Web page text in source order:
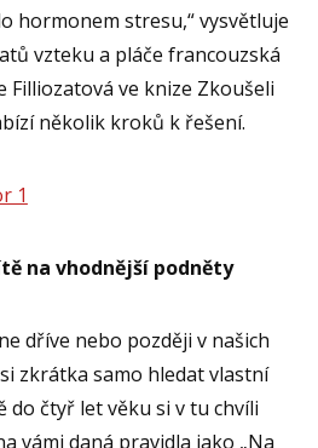
hormonem stresu,“ vysvětluje
vzteku a pláče francouzská
Filliozatová ve knize Zkoušeli
několik kroků k řešení.
na vhodnější podněty
dříve nebo později v našich
zkrátka samo hledat vlastní
do čtyř let věku si v tu chvíli
vámi daná pravidla jako „Na